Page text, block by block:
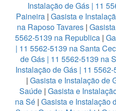
Instalação de Gás | 11
Paineira | Gasista e
na Raposo Tavares|
5562-5139 na Republica|
| 11 5562-5139 na Santa
de Gás | 11 5562-5139 na
Instalação de Gás | 11
| Gasista e Instalação de
Saúde| Gasista e
na Sé | Gasista e Instalação